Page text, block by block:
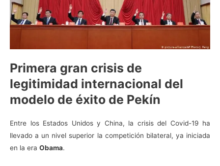
Primera gran crisis de
legitimidad internacional del
modelo de éxito de Pekín
Entre los Estados Unidos y China, la crisis del Covid-19 ha
llevado a un nivel superior la competición bilateral, ya iniciada
en la era Obama.